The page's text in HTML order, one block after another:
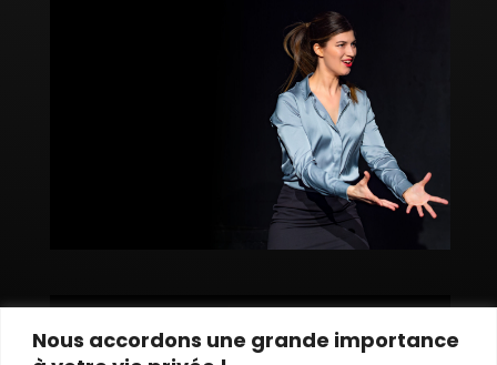
Nous accordons une grande importance